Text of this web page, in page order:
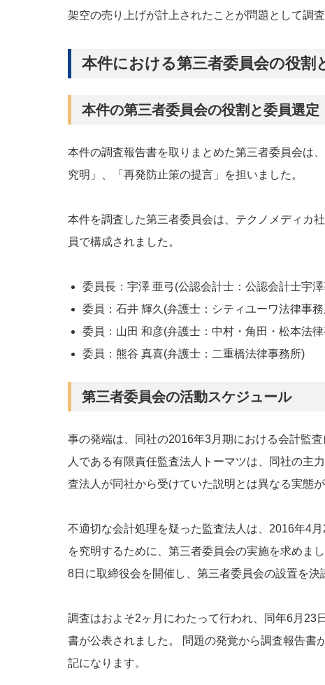
架空の売り上げが計上されたことが問題として調
本件における第三者委員会の役割
本件の第三者委員会の役割と委員選定
本件の調査報告書を取りまとめた第三者委員会は
究明」、「再発防止策の提言」を担いました。
本件を調査した第三者委員会は、テクノメディカ
員で構成されました。
委員長：宇澤 亜弓(公認会計士：公認会計士宇
委員：石井 輝久(弁護士：シティユーワ法律事
委員：山田 和彦(弁護士：中村・角田・松本法
委員：熊谷 真喜(弁護士：二重橋法律事務所)
第三者委員会の活動スケジュール
事の発端は、同社の2016年3月期における会計監
人である有限責任監査法人トーマツは、同社の主
査法人が同社から受けていた説明とは異なる実態
不適切な会計処理を疑った監査法人は、2016年4
を究明するために、第三者委員会の実施を求めま
8日に取締役会を開催し、第三者委員会の設置を決
調査はおよそ2ヶ月にわたって行われ、同年6月23
書が公表されました。 問題の発覚から調査報告書
記になります。